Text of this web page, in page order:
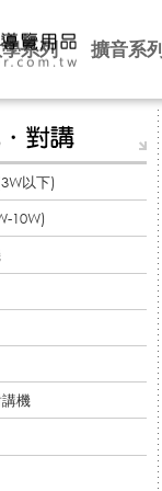
系列 擴音系列
以下)
10W)
機